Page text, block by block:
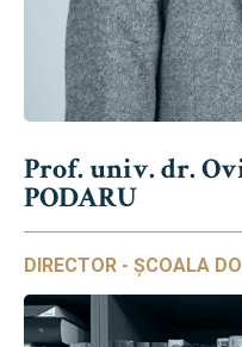
Prof. univ. dr.
PODARU
DIRECTOR - ȘCOALA